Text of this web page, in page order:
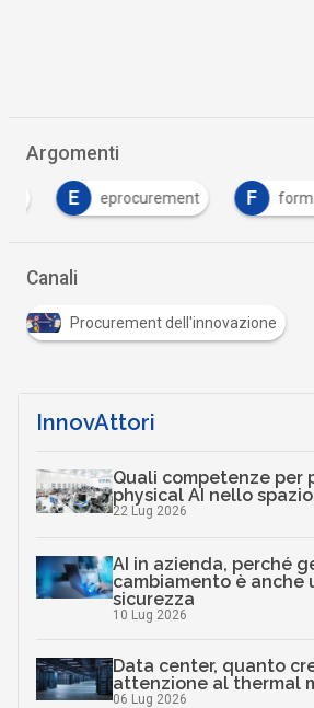
Argomenti
eprocurement
Canali
Procurement dell'innovazione
InnovAttori
Quali competenze per
physical AI nello
22 Lug 2026
AI in azienda, perché
cambiamento è anche
sicurezza
10 Lug 2026
Data center, quanto
attenzione al thermal
06 Lug 2026